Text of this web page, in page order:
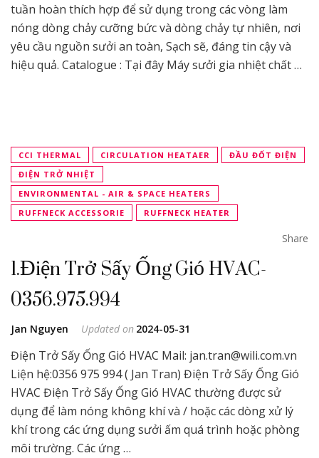
tuần hoàn thích hợp để sử dụng trong các vòng làm
nóng dòng chảy cưỡng bức và dòng chảy tự nhiên, nơi
yêu cầu nguồn sưởi an toàn, Sạch sẽ, đáng tin cậy và
hiệu quả. Catalogue : Tại đây Máy sưởi gia nhiệt chất …
CCI THERMAL CIRCULATION HEATAER
ĐẦU ĐỐT ĐIỆN
ĐIỆN TRỞ NHIỆT
ENVIRONMENTAL - AIR & SPACE HEATERS
RUFFNECK ACCESSORIE
RUFFNECK HEATER
Share
1.Điện Trở Sấy Ống Gió HVAC-
0356.975.994
Jan Nguyen Updated on 2024-05-31
Điện Trở Sấy Ống Gió HVAC Mail: jan.tran@wili.com.vn
Liện hệ:0356 975 994 ( Jan Tran) Điện Trở Sấy Ống Gió
HVAC Điện Trở Sấy Ống Gió HVAC thường được sử
dụng để làm nóng không khí và / hoặc các dòng xử lý
khí trong các ứng dụng sưởi ấm quá trình hoặc phòng
môi trường. Các ứng …